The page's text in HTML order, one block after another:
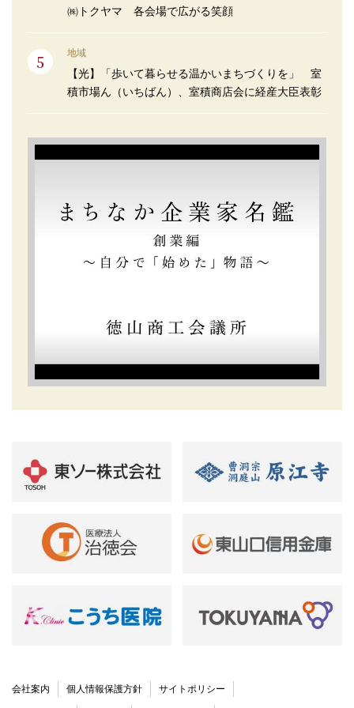
㈱トクヤマ 各会場で広がる笑顔
地域
【光】「歩いて暮らせる温かいまちづくりを」 室
積市場ん（いちばん）、室積商店会に経産大臣表彰
会社案内 個人情報保護方針 サイトポリシー